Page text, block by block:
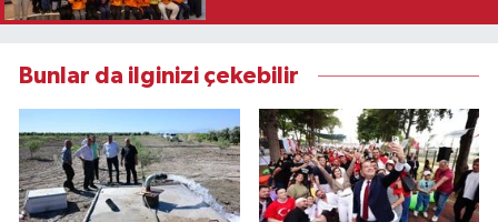
Bunlar da ilginizi çekebilir